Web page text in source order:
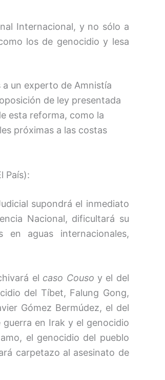
Internacional, y no sólo a
los de genocidio y lesa
a un experto de Amnistía
de ley presentada
esta reforma, como la
próximas a las costas
País):
supondrá el inmediato
Nacional, dificultará su
aguas internacionales,
el caso Couso y el del
del Tíbet, Falung Gong,
Gómez Bermúdez, el del
en Irak y el genocidio
el genocidio del pueblo
carpetazo al asesinato de